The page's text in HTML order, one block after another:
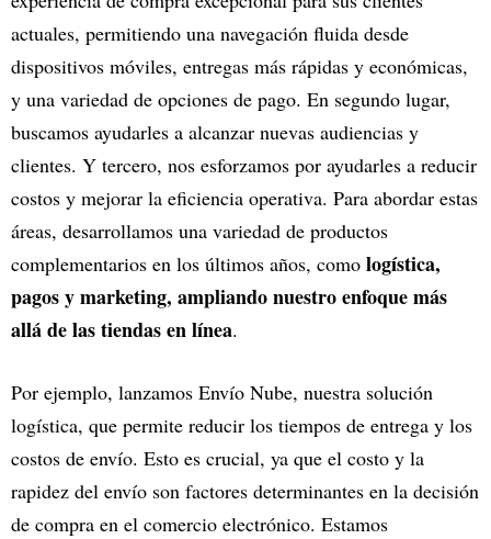
actuales, permitiendo una navegación fluida desde
dispositivos móviles, entregas más rápidas y económicas,
y una variedad de opciones de pago. En segundo lugar,
buscamos ayudarles a alcanzar nuevas audiencias y
clientes. Y tercero, nos esforzamos por ayudarles a reducir
costos y mejorar la eficiencia operativa. Para abordar estas
áreas, desarrollamos una variedad de productos
complementarios en los últimos años, como logística,
pagos y marketing, ampliando nuestro enfoque más
allá de las tiendas en línea.
Por ejemplo, lanzamos Envío Nube, nuestra solución
logística, que permite reducir los tiempos de entrega y los
costos de envío. Esto es crucial, ya que el costo y la
rapidez del envío son factores determinantes en la decisión
de compra en el comercio electrónico. Estamos